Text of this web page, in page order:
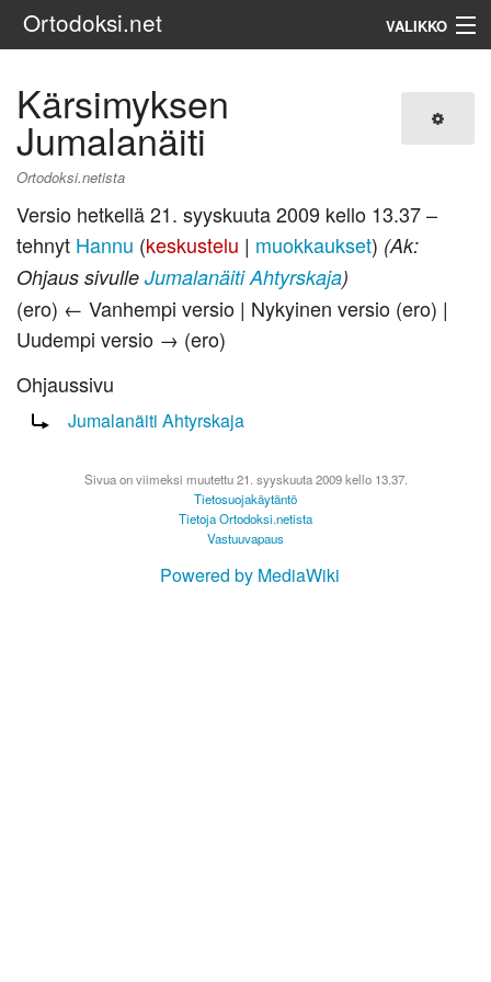
Ortodoksi.net VALIKKO
Kärsimyksen
Jumalanäiti
Ortodoksi.netista
Versio hetkellä 21. syyskuuta 2009 kello 13.37 –
tehnyt Hannu (keskustelu | muokkaukset) (Ak:
Ohjaus sivulle Jumalanäiti Ahtyrskaja)
(ero) ← Vanhempi versio | Nykyinen versio (ero) |
Uudempi versio → (ero)
Ohjaussivu
Ohjaus sivulle:
Jumalanäiti Ahtyrskaja
Sivua on viimeksi muutettu 21. syyskuuta 2009 kello 13.37.
Tietosuojakäytäntö
Tietoja Ortodoksi.netista
Vastuuvapaus
Powered by MediaWiki